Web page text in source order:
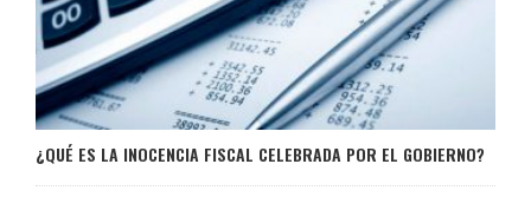
¿QUÉ ES LA INOCENCIA FISCAL CELEBRADA POR EL GOBIERNO?